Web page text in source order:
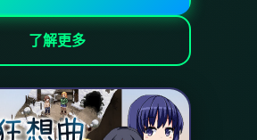
了解更多